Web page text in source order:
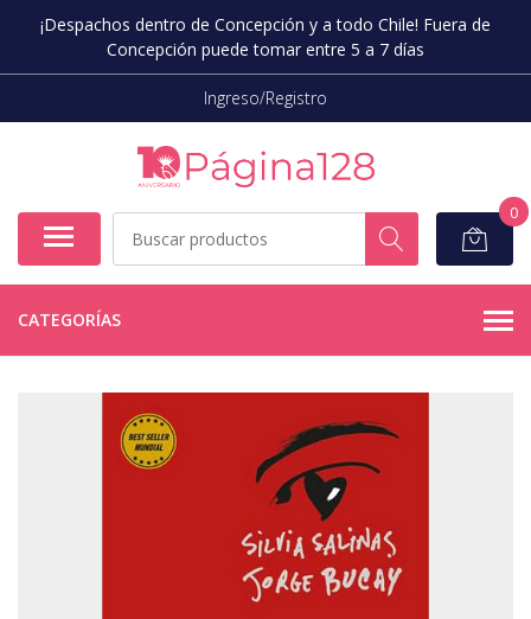
¡Despachos dentro de Concepción y a todo Chile! Fuera de
Concepción puede tomar entre 5 a 7 días
Ingreso/Registro
0
CATEGORÍAS